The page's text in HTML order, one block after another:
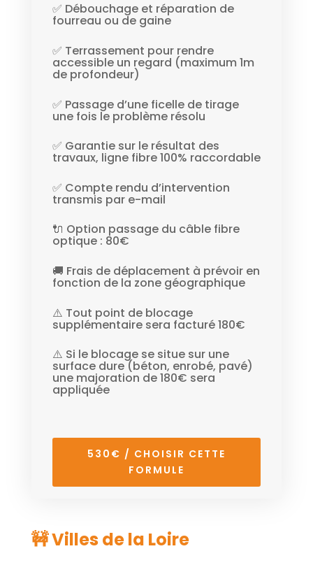
✅ Débouchage et réparation de
fourreau ou de gaine
✅ Terrassement pour rendre
accessible un regard (maximum 1m
de profondeur)
✅ Passage d’une ficelle de tirage
une fois le problème résolu
✅ Garantie sur le résultat des
travaux, ligne fibre 100% raccordable
✅ Compte rendu d’intervention
transmis par e-mail
🔌 Option passage du câble fibre
optique : 80€
🚚 Frais de déplacement à prévoir en
fonction de la zone géographique
⚠️ Tout point de blocage
supplémentaire sera facturé 180€
⚠️ Si le blocage se situe sur une
surface dure (béton, enrobé, pavé)
une majoration de 180€ sera
appliquée
530€ / CHOISIR CETTE
FORMULE
🚧 Villes de la Loire